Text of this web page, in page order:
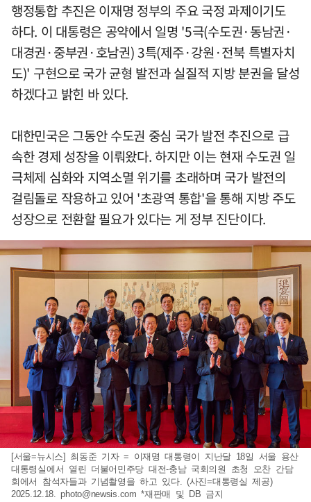
행정통합 추진은 이재명 정부의 주요 국정 과제이기도
하다. 이 대통령은 공약에서 일명 '5극(수도권·동남권·
대경권·중부권·호남권) 3특(제주·강원·전북 특별자치
도)' 구현으로 국가 균형 발전과 실질적 지방 분권을 달성
하겠다고 밝힌 바 있다.
대한민국은 그동안 수도권 중심 국가 발전 추진으로 급
속한 경제 성장을 이뤄왔다. 하지만 이는 현재 수도권 일
극체제 심화와 지역소멸 위기를 초래하며 국가 발전의
걸림돌로 작용하고 있어 '초광역 통합'을 통해 지방 주도
성장으로 전환할 필요가 있다는 게 정부 진단이다.
[서울=뉴시스] 최동준 기자 = 이재명 대통령이 지난달 18일 서울 용산
대통령실에서 열린 더불어민주당 대전-충남 국회의원 초청 오찬 간담
회에서 참석자들과 기념촬영을 하고 있다. (사진=대통령실 제공)
2025.12.18.photo@newsis.com *재판매 및 DB 금지